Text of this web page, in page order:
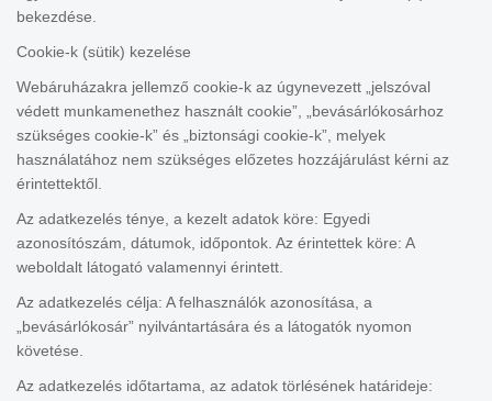
bekezdése.
Cookie-k (sütik) kezelése
Webáruházakra jellemző cookie-k az úgynevezett „jelszóval
védett munkamenethez használt cookie”, „bevásárlókosárhoz
szükséges cookie-k” és „biztonsági cookie-k”, melyek
használatához nem szükséges előzetes hozzájárulást kérni az
érintettektől.
Az adatkezelés ténye, a kezelt adatok köre: Egyedi
azonosítószám, dátumok, időpontok. Az érintettek köre: A
weboldalt látogató valamennyi érintett.
Az adatkezelés célja: A felhasználók azonosítása, a
„bevásárlókosár” nyilvántartására és a látogatók nyomon
követése.
Az adatkezelés időtartama, az adatok törlésének határideje: